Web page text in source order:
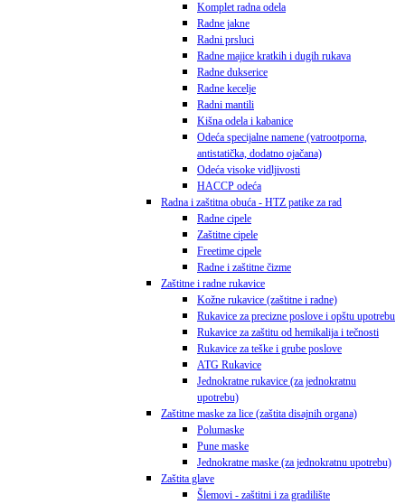
Komplet radna odela
Radne jakne
Radni prsluci
Radne majice kratkih i dugih rukava
Radne dukserice
Radne kecelje
Radni mantili
Kišna odela i kabanice
Odeća specijalne namene (vatrootporna,
antistatička, dodatno ojačana)
Odeća visoke vidljivosti
HACCP odeća
Radna i zaštitna obuća - HTZ patike za rad
Radne cipele
Zaštitne cipele
Freetime cipele
Radne i zaštitne čizme
Zaštitne i radne rukavice
Kožne rukavice (zaštitne i radne)
Rukavice za precizne poslove i opštu upotrebu
Rukavice za zaštitu od hemikalija i tečnosti
Rukavice za teške i grube poslove
ATG Rukavice
Jednokratne rukavice (za jednokratnu
upotrebu)
Zaštitne maske za lice (zaštita disajnih organa)
Polumaske
Pune maske
Jednokratne maske (za jednokratnu upotrebu)
Zaštita glave
Šlemovi - zaštitni i za gradilište